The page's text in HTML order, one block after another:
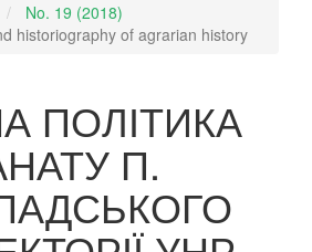
No. 19 (2018)
historiography of agrarian history
ПОЛІТИКА
П.